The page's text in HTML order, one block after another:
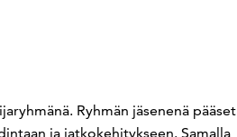
Ryhmän jäsenenä pääset
ja jatkokehitykseen. Samalla